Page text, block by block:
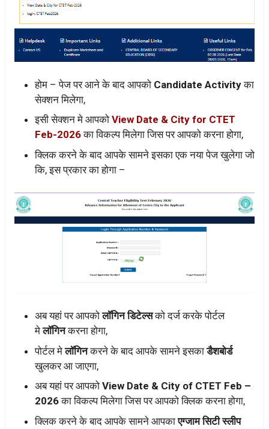
होम – पेज पर आने के बाद आपको Candidate Activityका
सेक्शन मिलेगा,
इसी सेक्शन मे आपको View Date & City for CTET
Feb-2026 का विकल्प मिलेगा जिस पर आपको करना होगा,
क्लिक करने के बाद आपके सामने इसका एक नया पेज खुलेगा जो
कि, इस प्रकार का होगा –
अब यहां पर आपकोलॉगिन डिटेल्सको दर्ज करके पोर्टल
मेलॉगिनकरना होगा,
पोर्टल मेलॉगिनकरने के बाद आपके सामने इसकाडैशबोर्ड
खुलकर आ जाएगा,
अब यहां पर आपको View Date & City of CTET Feb –
2026का विकल्प मिलेगा जिस पर आपको क्लिक करना होगा,
क्लिक करने के बाद आपके सामने आपकाएग्जाम सिटी स्लीप